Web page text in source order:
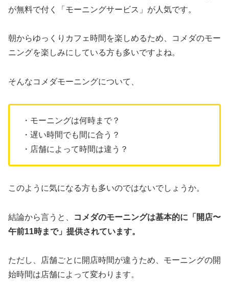
が無料で付く「モーニングサービス」が人気です。
朝からゆっくりカフェ時間を楽しめるため、コメダのモー
ニングを楽しみにしている方も多いですよね。
そんなコメダモーニングについて、
・モーニングは何時まで？
・遅い時間でも間に合う？
・店舗によって時間は違う？
このように気になる方も多いのではないでしょうか。
結論から言うと、
コメダのモーニングは基本的に「開店〜
午前11時まで」提供されています。
ただし、店舗ごとに開店時間が違うため、モーニングの開
始時間は店舗によって変わります。